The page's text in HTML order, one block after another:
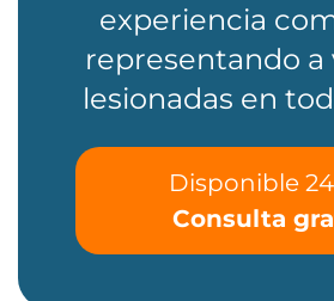
experiencia
representando a
lesionadas en
Disponible
Consulta